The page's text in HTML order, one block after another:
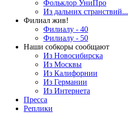
Фольклор УниПро
Из дальних странствий...
Филиал жив!
Филиалу - 40
Филиалу - 50
Наши собкоры сообщают
Из Новосибирска
Из Москвы
Из Калифорнии
Из Германии
Из Интернета
Пресса
Реплики